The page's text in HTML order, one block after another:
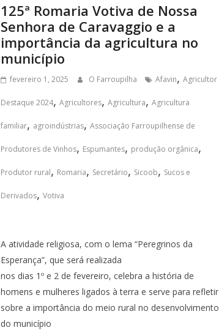
125ª Romaria Votiva de Nossa
Senhora de Caravaggio e a
importância da agricultura no
município
fevereiro 1, 2025 O Farroupilha Afavin,Agricultor
Destaque 2024,Agricultores,Agricultura,Agricultura
familiar, agroindústrias,Associação Farroupilhense de
Produtores de Vinhos, Espumantes, produção orgânica,
Produtor rural, Romaria, Secretário, Sicoob, Sucos e
Derivados,Votiva
A atividade religiosa, com o lema “Peregrinos da
Esperança”, que será realizada
nos dias 1º e 2 de fevereiro, celebra a história de
homens e mulheres ligados à terra e serve para refletir
sobre a importância do meio rural no desenvolvimento
do município